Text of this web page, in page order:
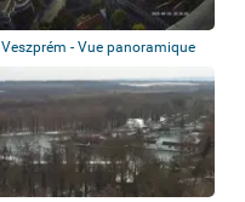
Veszprém - Vue panoramique